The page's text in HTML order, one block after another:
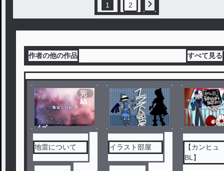
1 2
作者の他の作品 すべて見る
ノベ
完
結
地雷について イラスト部屋
【カンヒュ
BL